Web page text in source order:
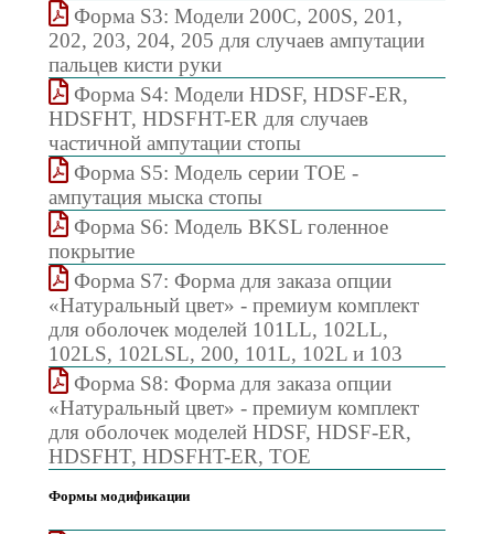
Форма S3: Модели 200C, 200S, 201,
202, 203, 204, 205 для случаев ампутации
пальцев кисти руки
Форма S4: Модели HDSF, HDSF-ER,
HDSFHT, HDSFHT-ER для случаев
частичной ампутации стопы
Форма S5: Модель серии TOE -
ампутация мыска стопы
Форма S6: Модель BKSL голенное
покрытие
Форма S7: Форма для заказа опции
«Натуральный цвет» - премиум комплект
для оболочек моделей 101LL, 102LL,
102LS, 102LSL, 200, 101L, 102L и 103
Форма S8: Форма для заказа опции
«Натуральный цвет» - премиум комплект
для оболочек моделей HDSF, HDSF-ER,
HDSFHT, HDSFHT-ER, TOE
Формы модификации